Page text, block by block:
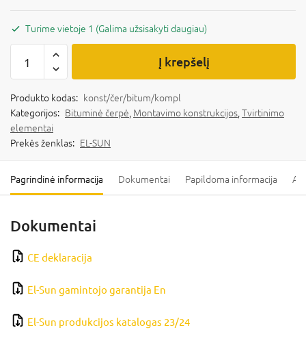
Turime vietoje 1 (Galima užsisakyti daugiau)
Į krepšelį
Produkto kodas: konst/čer/bitum/kompl
Kategorijos: Bituminė čerpė, Montavimo konstrukcijos,Tvirtinimo
elementai
Prekės ženklas: EL-SUN
Pagrindinė informacija Dokumentai Papildoma informacija
Dokumentai
CE deklaracija
El-Sun gamintojo garantija En
El-Sun produkcijos katalogas 23/24